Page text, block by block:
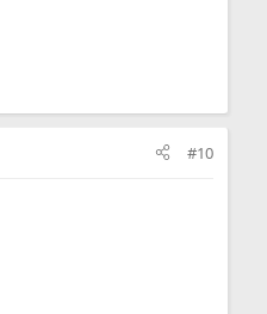
#10